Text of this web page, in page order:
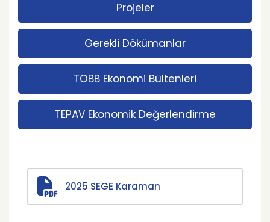
Projeler
Gerekli Dökümanlar
TOBB Ekonomi Bültenleri
TEPAV Ekonomik Değerlendirme
2025 SEGE Karaman